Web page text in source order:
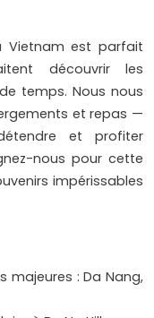
Vietnam est parfait
découvrir les
temps. Nous nous
et repas —
et profiter
nous pour cette
impérissables
majeures : Da Nang,